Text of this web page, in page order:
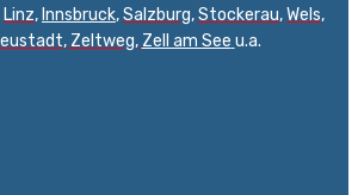
Linz, Innsbruck,Salzburg,Stockerau,Wels,
, Zeltweg, Zell am See u.a.